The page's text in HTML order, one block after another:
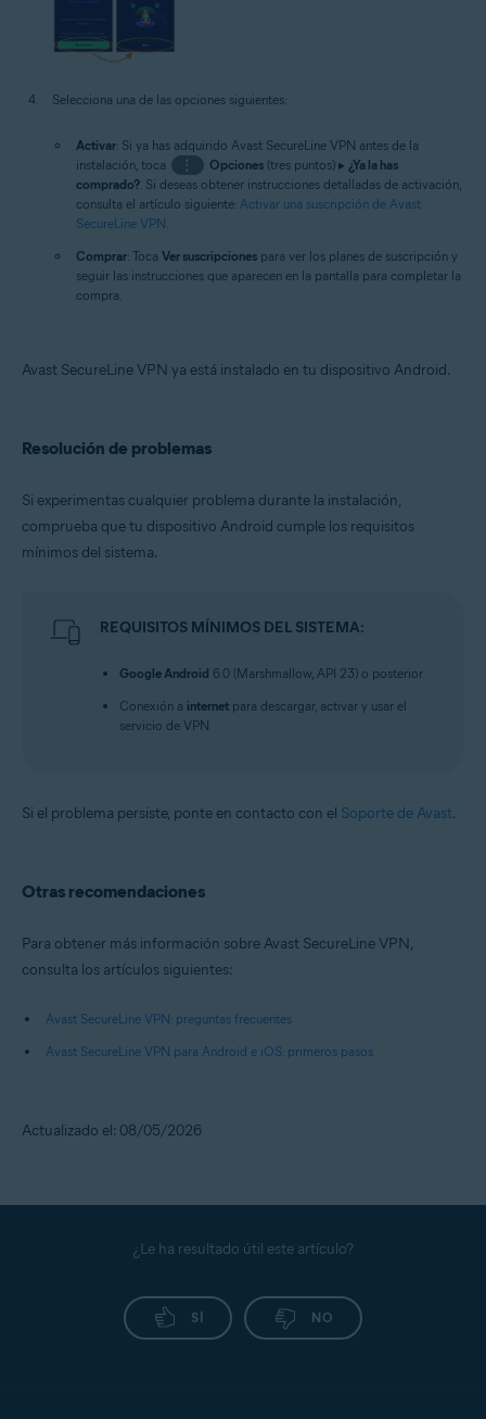
Selecciona una de las opciones siguientes:
Activar: Si ya has adquirido Avast SecureLine VPN antes de la
instalación, toca
⋮ Opciones(tres puntos) ▸ ¿Ya la has
comprado? . Si deseas obtener instrucciones detalladas de activación,
consulta el artículo siguiente: Activar una suscripción de Avast
SecureLine VPN
Comprar: Toca Ver suscripciones para ver los planes de suscripción y
seguir las instrucciones que aparecen en la pantalla para completar la
compra.
Avast SecureLine VPN ya está instalado en tu dispositivo Android.
Resolución de problemas
Si experimentas cualquier problema durante la instalación,
comprueba que tu dispositivo Android cumple los requisitos
mínimos del sistema.
REQUISITOS MÍNIMOS DEL SISTEMA:
Google Android 6.0 (Marshmallow, API 23) o posterior
Conexión a internet para descargar, activar y usar el
servicio de VPN
Si el problema persiste, ponte en contacto con el Soporte de Avast.
Otras recomendaciones
Para obtener más información sobre Avast SecureLine VPN,
consulta los artículos siguientes:
Avast SecureLine VPN: preguntas frecuentes
Avast SecureLine VPN para Android e iOS: primeros pasos
Actualizado el: 08/05/2026
¿Le ha resultado útil este artículo?
SÍ NO